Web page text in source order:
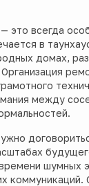
это всегда
в
домах,
между
шумных
коммуникаций.